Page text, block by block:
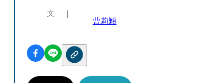
文
曹莉穎